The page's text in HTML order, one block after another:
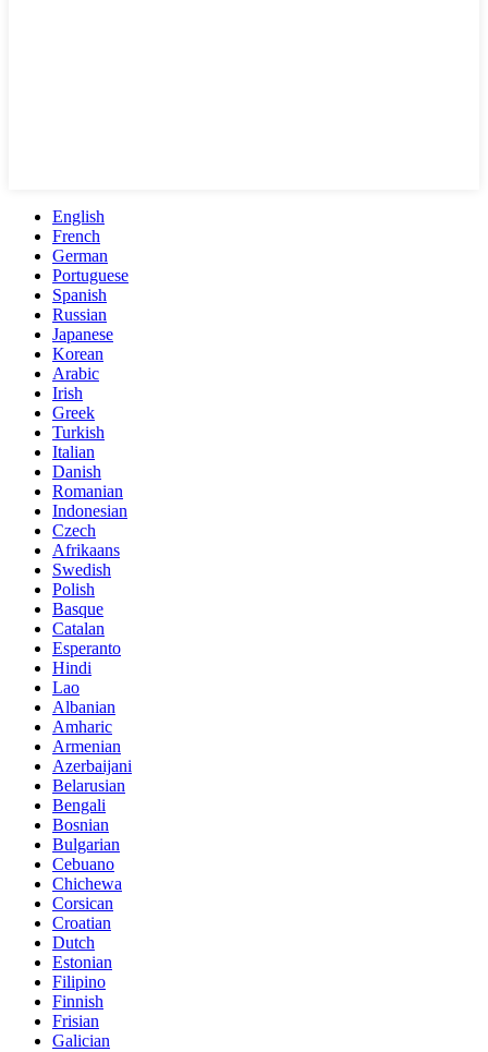
English
French
German
Portuguese
Spanish
Russian
Japanese
Korean
Arabic
Irish
Greek
Turkish
Italian
Danish
Romanian
Indonesian
Czech
Afrikaans
Swedish
Polish
Basque
Catalan
Esperanto
Hindi
Lao
Albanian
Amharic
Armenian
Azerbaijani
Belarusian
Bengali
Bosnian
Bulgarian
Cebuano
Chichewa
Corsican
Croatian
Dutch
Estonian
Filipino
Finnish
Frisian
Galician